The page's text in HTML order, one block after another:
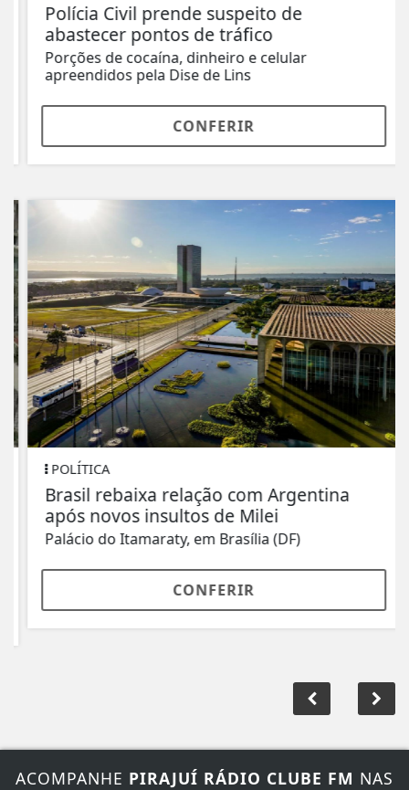
Polícia Civil prende suspeito de
abastecer pontos de tráfico
Porções de cocaína, dinheiro e celular
apreendidos pela Dise de Lins
CONFERIR
POLÍTICA
Brasil rebaixa relação com Argentina
após novos insultos de Milei
Palácio do Itamaraty, em Brasília (DF)
CONFERIR
REDES SOCIAIS